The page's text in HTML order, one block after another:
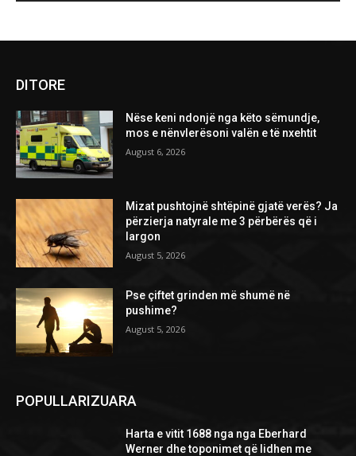
DITORE
Nëse keni ndonjë nga këto sëmundje,
mos e nënvlerësoni valën e të nxehtit
August 6, 2026
Mizat pushtojnë shtëpinë gjatë verës? Ja
përzierja natyrale me 3 përbërës që i
largon
August 5, 2026
Pse çiftet grinden më shumë në
pushime?
August 5, 2026
POPULLARIZUARA
Harta e vitit 1688 nga nga Eberhard
Werner dhe toponimet që lidhen me